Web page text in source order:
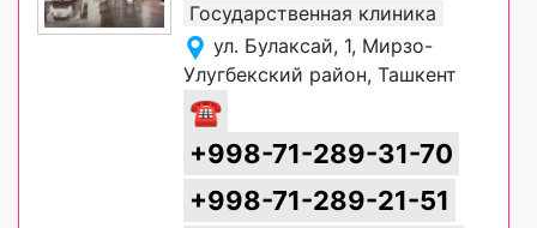
Государственная клиника
ул. Булаксай, 1, Мирзо-
Улугбекский район, Ташкент
☎
+998-71-289-31-70
+998-71-289-21-51